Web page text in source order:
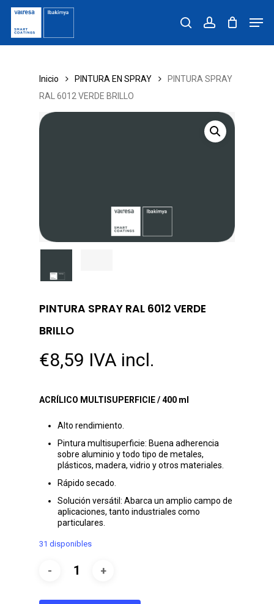
Skip
main
content
searchaccount
Inicio PINTURA EN SPRAY
PINTURA SPRAY
RAL 6012 VERDE BRILLO
PINTURA SPRAY RAL 6012 VERDE
BRILLO
€8,59 IVA incl.
ACRÍLICO MULTISUPERFICIE / 400 ml
Alto rendimiento.
Pintura multisuperficie: Buena adherencia
sobre aluminio y todo tipo de metales,
plásticos, madera, vidrio y otros materiales.
Rápido secado.
Solución versátil: Abarca un amplio campo de
aplicaciones, tanto industriales como
particulares.
31 disponibles